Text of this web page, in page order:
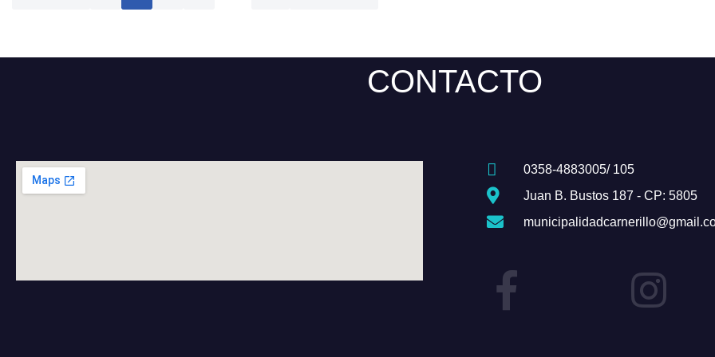
CONTACTO
0358-4883005/ 105
Juan B. Bustos 187 - CP: 5805